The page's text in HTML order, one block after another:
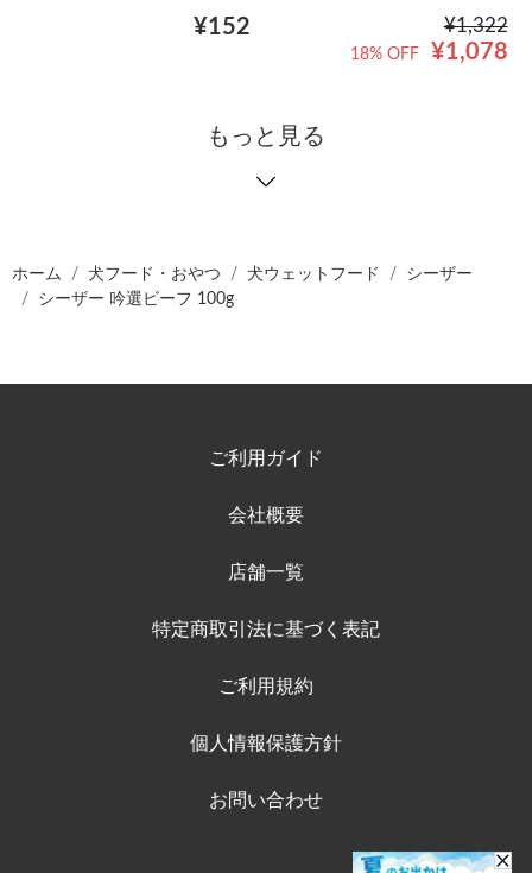
¥152 ¥1,322
¥1,078
18% OFF
もっと見る
ホーム 犬フード・おやつ 犬ウェットフード
シーザー
シーザー 吟選ビーフ 100g
ご利用ガイド
会社概要
店舗一覧
特定商取引法に基づく表記
ご利用規約
個人情報保護方針
お問い合わせ